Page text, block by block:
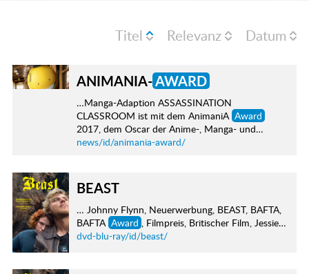
Titel Relevanz Datum
ANIMANIA-AWARD
…Manga-Adaption ASSASSINATION
CLASSROOM ist mit dem AnimaniA Award
2017, dem Oscar der Anime-, Manga- und…
news/id/animania-award/
BEAST
… Johnny Flynn, Neuerwerbung, BEAST, BAFTA,
BAFTA Award , Filmpreis, Britischer Film, Jessie…
dvd-blu-ray/id/beast/